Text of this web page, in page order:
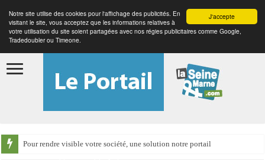
J'accepte
Notre site utilise des cookies pour l'affichage des publicités. En
visitant le site, vous acceptez que les informations relatives à
votre utilisation du site soient partagées avec nos régies publicitaires comme Google,
Tradedoubler ou Timeone.
Pour rendre visible votre société, une solution notre portail